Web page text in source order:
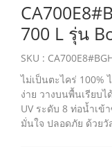
700 L รุ่น
SKU :
ไม่เป็นตะไคร่ 100%
ง่าย วางบนพื้นเรียบ
UV ระดับ 8 ท่อน้ำเข้
มั่นใจ ปลอดภัย ด้วยวั